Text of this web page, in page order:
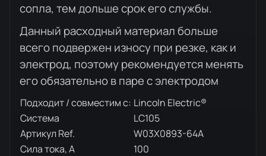
сопла, тем дольше срок его службы.
Данный расходный материал больше
всего подвержен износу при резке, как и
электрод, поэтому рекомендуется менять
его обязательно в паре с электродом
Подходит / совместим с: Lincoln Electric®
Система
LC105
Артикул Ref.
W03X0893-64A
Сила тока, А
100